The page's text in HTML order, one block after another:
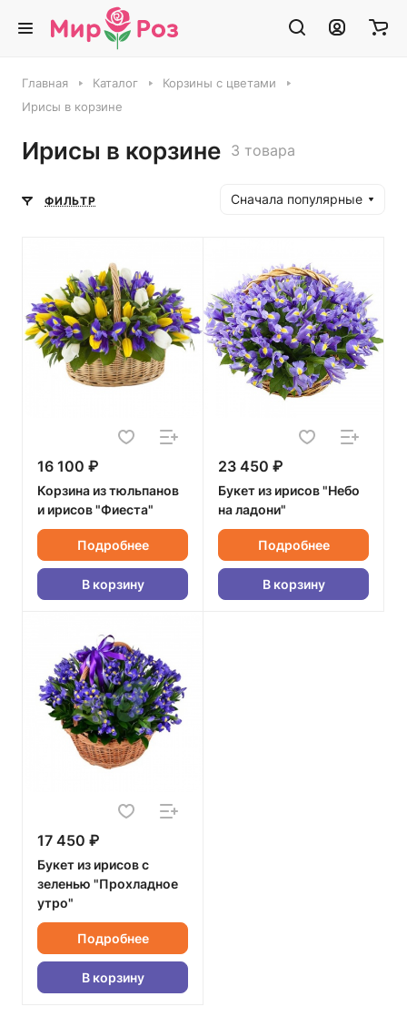
Главная Каталог
Корзины с цветами
Ирисы в корзине
Ирисы в корзине 3 товара
ФИЛЬТР Сначала популярные
16 100 ₽
Корзина из тюльпанов
и ирисов "Фиеста"
Подробнее
В корзину
23 450 ₽
Букет из ирисов "Небо
на ладони"
Подробнее
В корзину
17 450 ₽
Букет из ирисов с
зеленью "Прохладное
утро"
Подробнее
В корзину